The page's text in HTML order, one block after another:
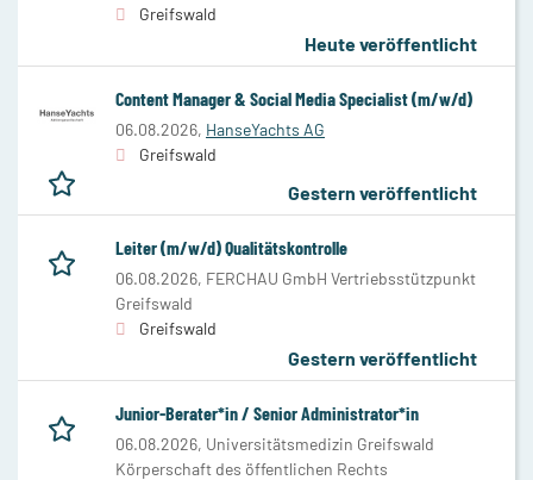
Greifswald
Heute veröffentlicht
Content Manager & Social Media Specialist (m/w/d)
06.08.2026, HanseYachts AG
Greifswald
Gestern veröffentlicht
Leiter (m/w/d) Qualitätskontrolle
06.08.2026, FERCHAU GmbH Vertriebsstützpunkt
Greifswald
Greifswald
Gestern veröffentlicht
Junior-Berater*in / Senior Administrator*in
06.08.2026, Universitätsmedizin Greifswald
Körperschaft des öffentlichen Rechts